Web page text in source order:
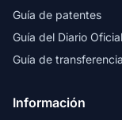
Guía de patentes
Guía del Diario Oficial
Guía de
Información